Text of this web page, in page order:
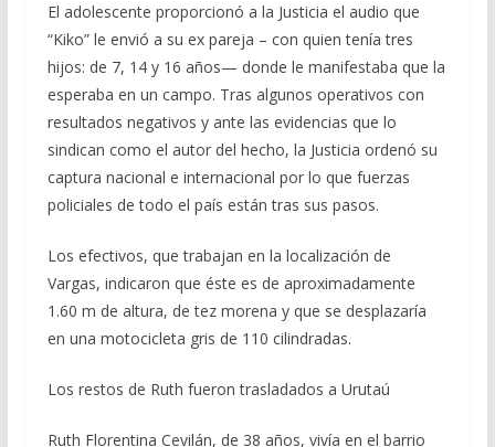
El adolescente proporcionó a la Justicia el audio que
“Kiko” le envió a su ex pareja – con quien tenía tres
hijos: de 7, 14 y 16 años— donde le manifestaba que la
esperaba en un campo. Tras algunos operativos con
resultados negativos y ante las evidencias que lo
sindican como el autor del hecho, la Justicia ordenó su
captura nacional e internacional por lo que fuerzas
policiales de todo el país están tras sus pasos.
Los efectivos, que trabajan en la localización de
Vargas, indicaron que éste es de aproximadamente
1.60 m de altura, de tez morena y que se desplazaría
en una motocicleta gris de 110 cilindradas.
Los restos de Ruth fueron trasladados a Urutaú
Ruth Florentina Cevilán, de 38 años, vivía en el barrio